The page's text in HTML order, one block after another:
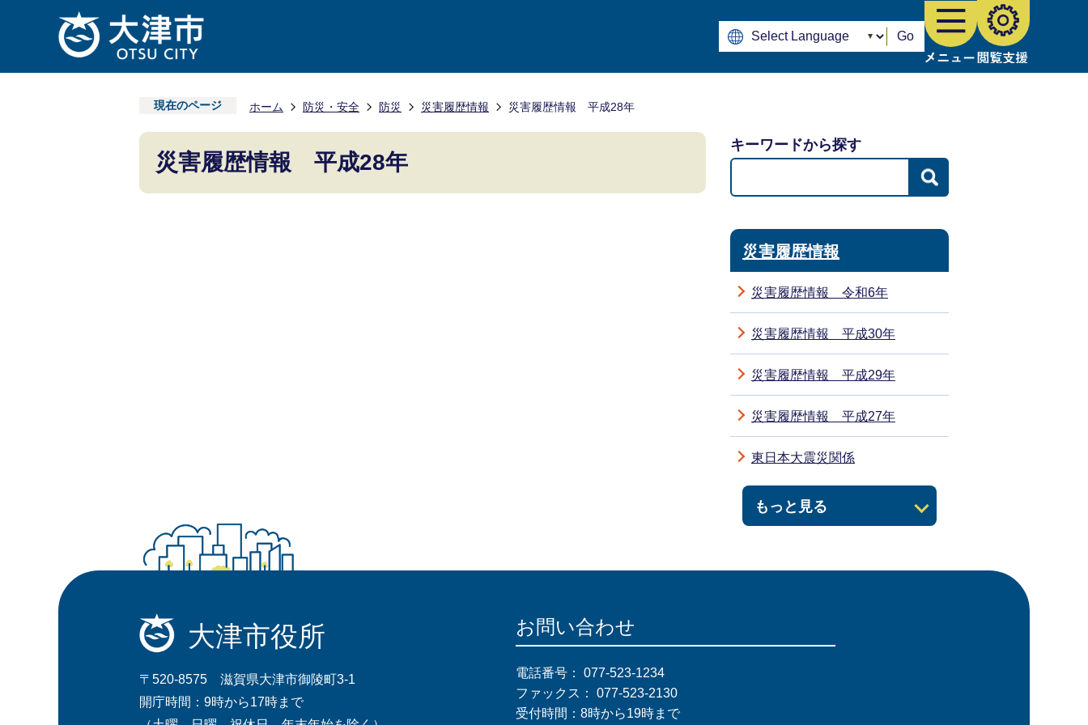
Go
現在のページ ホーム 防災・安全 防災 災害履歴情報 災害履歴情報 平成28年
災害履歴情報 平成28年
キーワードから探す
災害履歴情報
災害履歴情報 令和6年
災害履歴情報 平成30年
災害履歴情報 平成29年
もっと見る
災害履歴情報 平成27年
東日本大震災関係
大津市役所
〒520-8575 滋賀県大津市御陵町3-1
開庁時間：9時から17時まで
お問い合わせ
電話番号： 077-523-1234
ファックス： 077-523-2130
受付時間：8時から19時まで